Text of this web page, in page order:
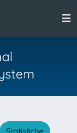
Statistiche